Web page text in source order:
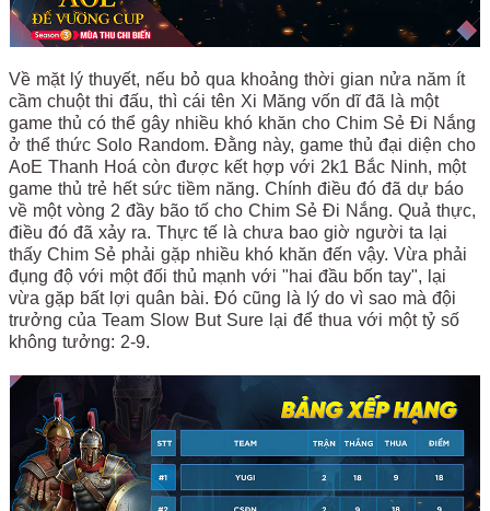
Về mặt lý thuyết, nếu bỏ qua khoảng thời gian nửa năm ít
cầm chuột thi đấu, thì cái tên Xi Măng vốn dĩ đã là một
game thủ có thể gây nhiều khó khăn cho Chim Sẻ Đi Nắng
ở thể thức Solo Random. Đằng này, game thủ đại diện cho
AoE Thanh Hoá còn được kết hợp với 2k1 Bắc Ninh, một
game thủ trẻ hết sức tiềm năng. Chính điều đó đã dự báo
về một vòng 2 đầy bão tố cho Chim Sẻ Đi Nắng. Quả thực,
điều đó đã xảy ra. Thực tế là chưa bao giờ người ta lại
thấy Chim Sẻ phải gặp nhiều khó khăn đến vậy. Vừa phải
đụng độ với một đối thủ mạnh với "hai đầu bốn tay", lại
vừa gặp bất lợi quân bài. Đó cũng là lý do vì sao mà đội
trưởng của Team Slow But Sure lại để thua với một tỷ số
không tưởng: 2-9.